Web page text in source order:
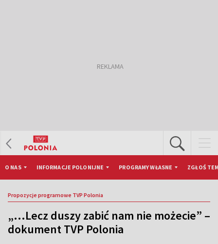
O NAS INFORMACJE POLONIJNE PROGRAMY WŁASNE ZGŁOŚ
Propozycje programowe TVP Polonia
„…Lecz duszy zabić nam nie możecie” –
dokument TVP Polonia